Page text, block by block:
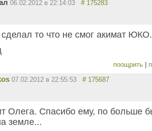
06.02.2012 в 22:14:03 # 175283
то что не смог акимат ЮКО.
поощрить
07.02.2012 в 22:55:53 # 175687
Олега. Спасибо ему, по больше
земле...